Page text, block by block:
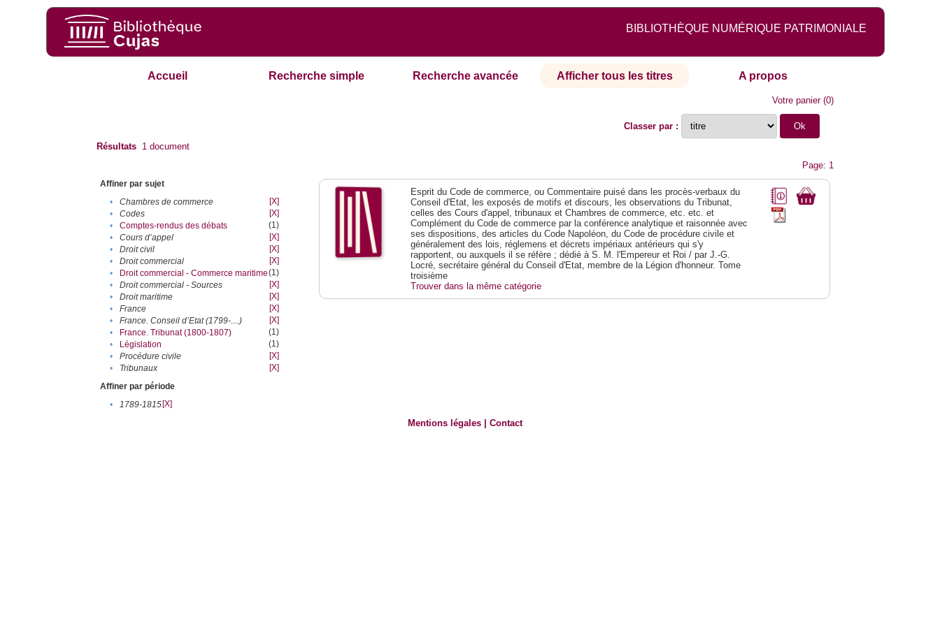
BIBLIOTHÈQUE NUMÉRIQUE PATRIMONIALE
Accueil Recherche simple Recherche avancée Afficher tous les titres A propos
Votre panier(0)
Classer par :
Résultats 1 document
Page: 1
Affiner par sujet
•
Chambres de commerce
[X]
•
Codes
[X]
•
Comptes-rendus des débats
(1)
•
Cours d’appel
[X]
•
Droit civil
[X]
•
Droit commercial
[X]
•
Droit commercial - Commerce maritime(1)
•
Droit commercial - Sources
[X]
•
Droit maritime
[X]
•
France
[X]
•
France. Conseil d’Etat (1799-....)
[X]
•
France. Tribunat (1800-1807)
(1)
•
Législation
(1)
•
Procédure civile
[X]
•
Tribunaux
[X]
Affiner par période
•
1789-1815[X]
Esprit du Code de commerce, ou Commentaire puisé dans les procès-verbaux du
Conseil d'Etat, les exposés de motifs et discours, les observations du Tribunat,
celles des Cours d'appel, tribunaux et Chambres de commerce, etc. etc. et
Complément du Code de commerce par la conférence analytique et raisonnée avec
ses dispositions, des articles du Code Napoléon, du Code de procédure civile et
généralement des lois, réglemens et décrets impériaux antérieurs qui s'y
rapportent, ou auxquels il se réfère ; dédié à S. M. l'Empereur et Roi / par J.-G.
Locré, secrétaire général du Conseil d'Etat, membre de la Légion d'honneur. Tome
troisième
Trouver dans la même catégorie
Mentions légales |Contact